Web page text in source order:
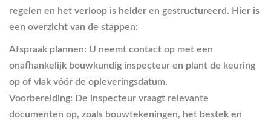
regelen en het verloop is helder en gestructureerd. Hier is
een overzicht van de stappen:
Afspraak plannen: U neemt contact op met een
onafhankelijk bouwkundig inspecteur en plant de keuring
op of vlak vóór de opleveringsdatum.
Voorbereiding: De inspecteur vraagt relevante
documenten op, zoals bouwtekeningen, het bestek en